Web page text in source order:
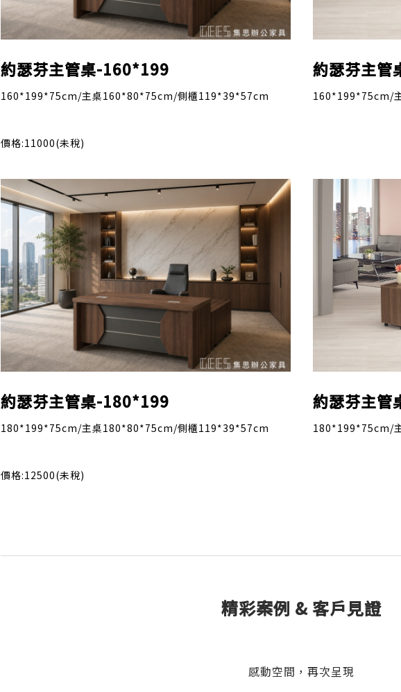
約瑟芬主管桌-160*199
160*199*75cm/主桌160*80*75cm/側櫃119*39*57cm
價格:11000(未稅)
約瑟芬主
160*199*75cm/
約瑟芬主管桌-180*199
180*199*75cm/主桌180*80*75cm/側櫃119*39*57cm
價格:12500(未稅)
約瑟芬主
180*199*75cm/
精彩案例 & 客戶見證
感動空間，再次呈現